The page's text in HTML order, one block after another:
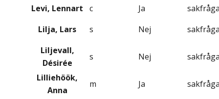
Levi, Lennart
c Ja
Lilja, Lars
s Nej
Liljevall,
Désirée
s Nej
Lilliehöök,
Anna
m Ja